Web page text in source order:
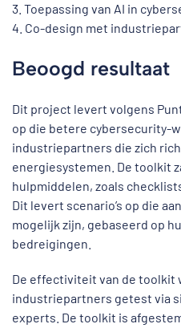
3. Toepassing van AI in
4. Co-design met
Beoogd resultaat
Dit project levert volgens
op die betere cybersecurity-
industriepartners die zich
energiesystemen. De toolkit
hulpmiddelen, zoals
Dit levert scenario’s op die
mogelijk zijn, gebaseerd op
bedreigingen.
De effectiviteit van de toolkit
industriepartners getest via
experts. De toolkit is